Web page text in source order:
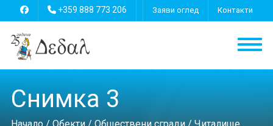
+359 888 773 206 Заяви оглед Контакти
Снимка 3